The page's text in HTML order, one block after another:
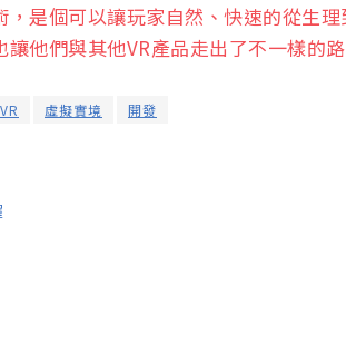
，是個可以讓玩家自然、快速的從生
他們與其他VR產品走出了不一樣的路
VR 虛擬實境 開發